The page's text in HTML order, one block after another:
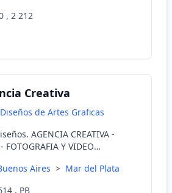
, 2 212
Creativa
Diseños de Artes Graficas
AGENCIA CREATIVA -
Y VIDEO
Aires > Mar del Plata
, PB